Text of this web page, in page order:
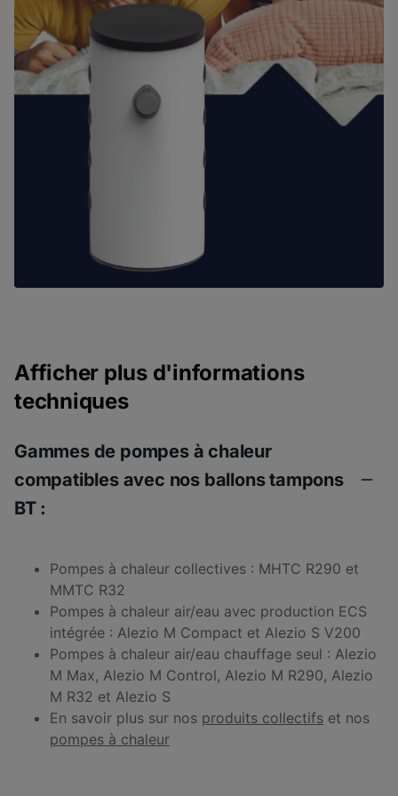
Afficher plus d'informations
techniques
Gammes de pompes à chaleur
compatibles avec nos ballons tampons
BT :
Pompes à chaleur collectives : MHTC R290 et
MMTC R32
Pompes à chaleur air/eau avec production ECS
intégrée : Alezio M Compact et Alezio S V200
Pompes à chaleur air/eau chauffage seul : Alezio
M Max, Alezio M Control, Alezio M R290, Alezio
M R32 et Alezio S
En savoir plus sur nos produits collectifs et nos
pompes à chaleur